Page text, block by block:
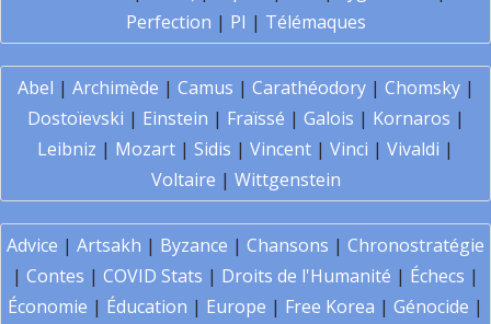
Perfection | PI | Télémaques
Abel | Archimède | Camus | Carathéodory| Chomsky|
Dostoïevski | Einstein | Fraïssé | Galois | Kornaros |
Leibniz | Mozart | Sidis | Vincent | Vinci | Vivaldi |
Voltaire | Wittgenstein
Advice | Artsakh | Byzance | Chansons | Chronostratégie
| Contes | COVID Stats | Droits de l'Humanité | Échecs |
Économie | Éducation | Europe | Free Korea | Génocide |